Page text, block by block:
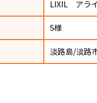
LIXIL アラ
S様
淡路島/淡路